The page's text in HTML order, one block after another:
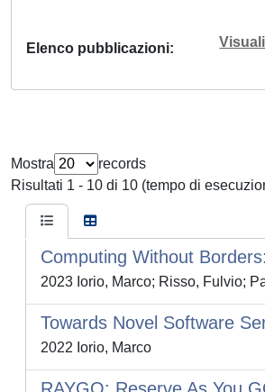
Elenco pubblicazioni
Mostra
records
Risultati 1 - 10 di 10 (tempo di
Computing Without
2023 Iorio, Marco; Risso, Fulvio;
Towards Novel Software
2022 Iorio, Marco